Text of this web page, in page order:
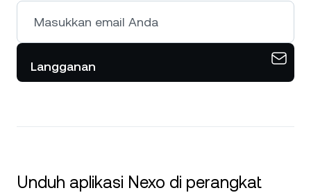
Langganan
Unduh aplikasi Nexo di perangkat